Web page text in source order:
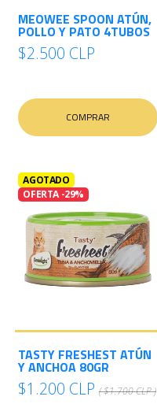
MEOWEE SPOON ATÚN,
POLLO Y PATO 4TUBOS
$2.500 CLP
COMPRAR
AGOTADO
OFERTA -29%
TASTY FRESHEST ATÚN
Y ANCHOA 80GR
$1.200 CLP ( $1.700 CLP )